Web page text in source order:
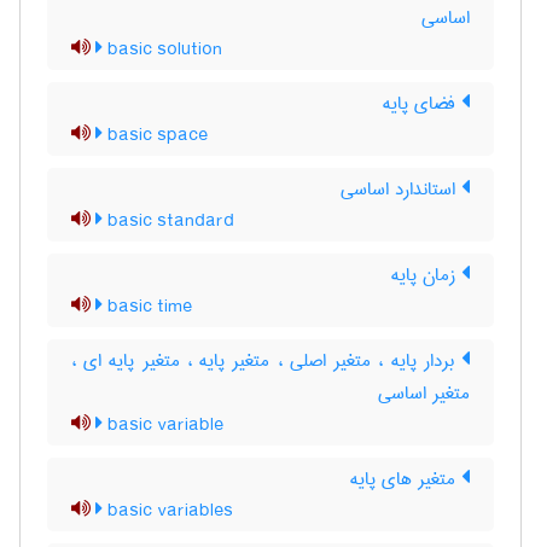
اساسی
basic solution
فضای پایه
basic space
استاندارد اساسی
basic standard
زمان پایه
basic time
بردار پایه ، متغیر اصلی ، متغیر پایه ، متغیر پایه ای ،
متغیر اساسی
basic variable
متغیر های پایه
basic variables